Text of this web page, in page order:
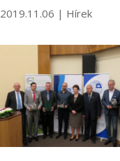
2019.11.06 | Hírek